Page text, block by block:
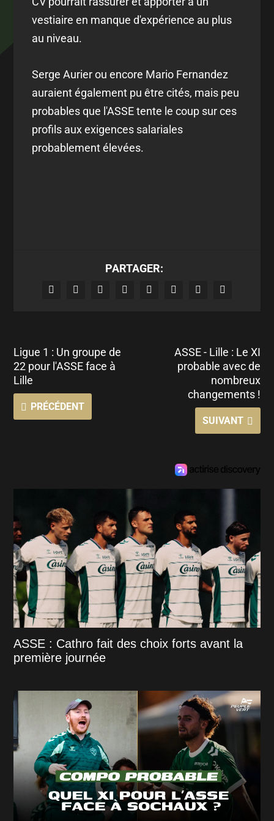
vestiaire en manque d'expérience au plus
au niveau.
Serge Aurier ou encore Mario Fernandez
auraient également pu être cités, mais peu
probables que l'ASSE tente le coup sur ces
profils aux exigences salariales
probablement élevées.
PARTAGER:
Ligue 1 : Un groupe de
22 pour l'ASSE face à
Lille
PRÉCÉDENT
ASSE - Lille : Le XI
probable avec de
nombreux
changements !
SUIVANT
ASSE : Cathro fait des choix forts avant la
première journée